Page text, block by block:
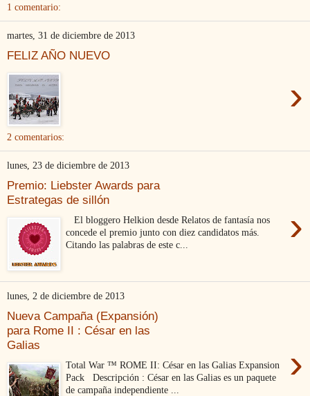
1 comentario:
martes, 31 de diciembre de 2013
FELIZ AÑO NUEVO
›
2 comentarios:
lunes, 23 de diciembre de 2013
Premio: Liebster Awards para
Estrategas de sillón
›
El bloggero Helkion desde Relatos de fantasía nos
concede el premio junto con diez candidatos más.
Citando las palabras de este c...
lunes, 2 de diciembre de 2013
Nueva Campaña (Expansión)
para Rome II : César en las
Galias
›
Total War ™ ROME II: César en las Galias Expansion
Pack Descripción : César en las Galias es un paquete
de campaña independiente ...